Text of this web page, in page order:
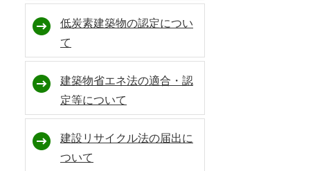
低炭素建築物の認定につい
て
建築物省エネ法の適合・認
定等について
建設リサイクル法の届出に
ついて